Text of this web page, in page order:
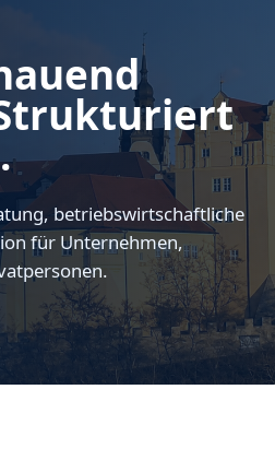
betriebswirtschaftliche
für Unternehmen,